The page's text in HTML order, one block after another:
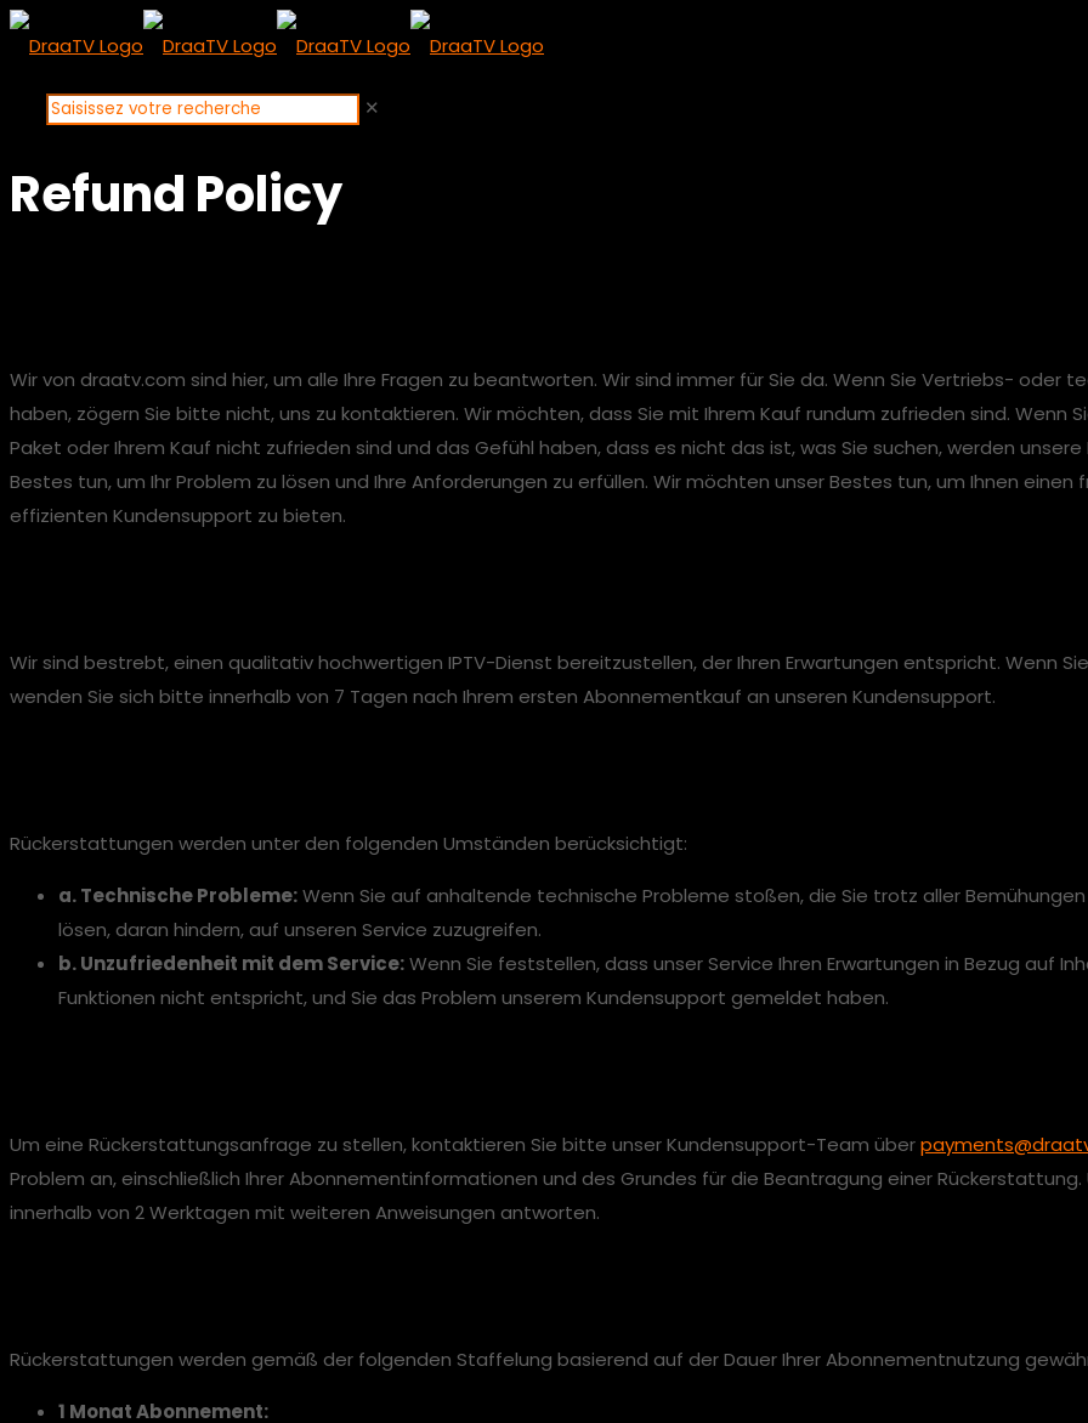
✕
Refund Policy
Wir von draatv.com sind hier, um alle Ihre Fragen zu beantworten. Wir sind immer für Sie da. Wenn Sie Vertriebs- oder
haben, zögern Sie bitte nicht, uns zu kontaktieren. Wir möchten, dass Sie mit Ihrem Kauf rundum zufrieden sind. Wenn
Paket oder Ihrem Kauf nicht zufrieden sind und das Gefühl haben, dass es nicht das ist, was Sie suchen, werden
Bestes tun, um Ihr Problem zu lösen und Ihre Anforderungen zu erfüllen. Wir möchten unser Bestes tun, um Ihnen einen
effizienten Kundensupport zu bieten.
Wir sind bestrebt, einen qualitativ hochwertigen IPTV-Dienst bereitzustellen, der Ihren Erwartungen entspricht. Wenn
wenden Sie sich bitte innerhalb von 7 Tagen nach Ihrem ersten Abonnementkauf an unseren Kundensupport.
Rückerstattungen werden unter den folgenden Umständen berücksichtigt:
a. Technische Probleme:Wenn Sie auf anhaltende technische Probleme stoßen, die Sie trotz aller
lösen, daran hindern, auf unseren Service zuzugreifen.
b. Unzufriedenheit mit dem Service:Wenn Sie feststellen, dass unser Service Ihren Erwartungen in Bezug auf
Funktionen nicht entspricht, und Sie das Problem unserem Kundensupport gemeldet haben.
Um eine Rückerstattungsanfrage zu stellen, kontaktieren Sie bitte unser Kundensupport-Team über
Problem an, einschließlich Ihrer Abonnementinformationen und des Grundes für die Beantragung einer
innerhalb von 2 Werktagen mit weiteren Anweisungen antworten.
Rückerstattungen werden gemäß der folgenden Staffelung basierend auf der Dauer Ihrer Abonnementnutzung
1 Monat Abonnement: